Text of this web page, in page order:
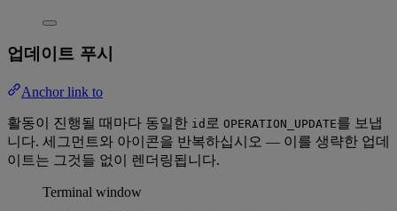
업데이트 푸시
Anchor link to
활동이 진행될 때마다 동일한 id 로 OPERATION_UPDATE를 보냅
니다. 세그먼트와 아이콘을 반복하십시오 — 이를 생략한 업데
이트는 그것들 없이 렌더링됩니다.
Terminal window